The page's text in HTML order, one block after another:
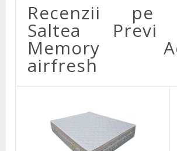
Recenzii pe
Saltea Previ
Memory
airfresh